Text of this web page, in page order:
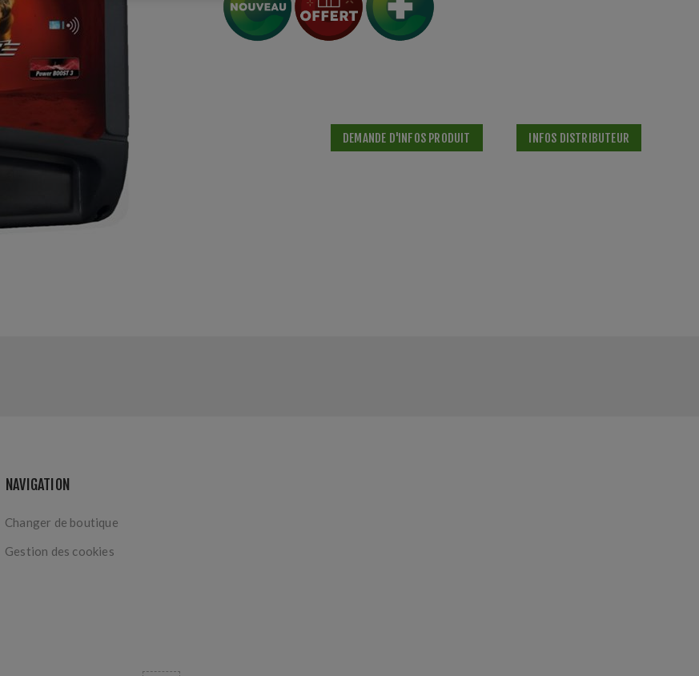
DEMANDE D'INFOS PRODUIT INFOS DISTRIBUTEUR
NAVIGATION
Changer de boutique
Gestion des cookies